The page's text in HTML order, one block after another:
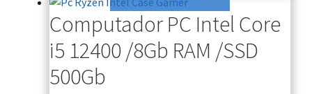
Computador PC Intel Core
i5 12400 /8Gb RAM /SSD
500Gb